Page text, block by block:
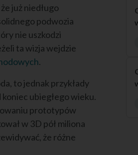
już niedługo
podwozia
nie uszkodzi
ta wizja wejdzie
.
to jednak przykłady
ubiegłego wieku.
prototypów
w 3D pół miliona
że różne